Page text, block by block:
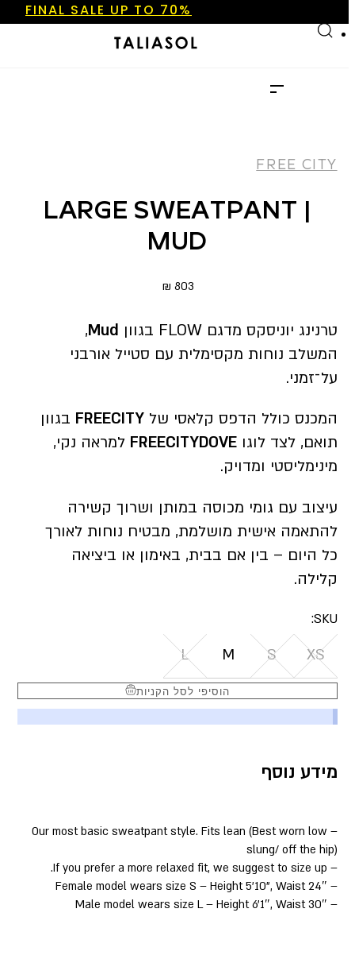
Skip to main content
FINAL SALE UP TO 70%
SHOP NOW
FINAL SALE UP TO 70%
FREE CITY
LARGE SWEATPANT |
MUD
803
₪
טרנינג יוניסקס מדגם FLOW בגוון Mud
,
המשלב נוחות מקסימלית עם סטייל אורבני
על־זמני.
המכנס כולל הדפס קלאסי שלFREECITY בגוון
תואם, לצד לוגוFREECITYDOVE למראה נקי,
מינימליסטי ומדויק.
עיצוב עם גומי מכוסה במותן ושרוך קשירה
להתאמה אישית מושלמת, מבטיח נוחות לאורך
כל היום – בין אם בבית, באימון או ביציאה
קלילה.
SKU:
XS
S
M
L
הוסיפי לסל הקניות
מידע נוסף
– Our most basic sweatpant style. Fits lean (Best worn low
slung/ off the hip)
– If you prefer a more relaxed fit, we suggest to size up.
– Female model wears size S – Height 5’10”, Waist 24″
– Male model wears size L – Height 6’1″, Waist 30″